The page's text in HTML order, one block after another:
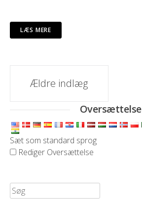
LÆS MERE
Indlæg
navigation
Ældre indlæg
Oversættelse
Sæt som standard sprog
Rediger Oversættelse
Søg
efter: